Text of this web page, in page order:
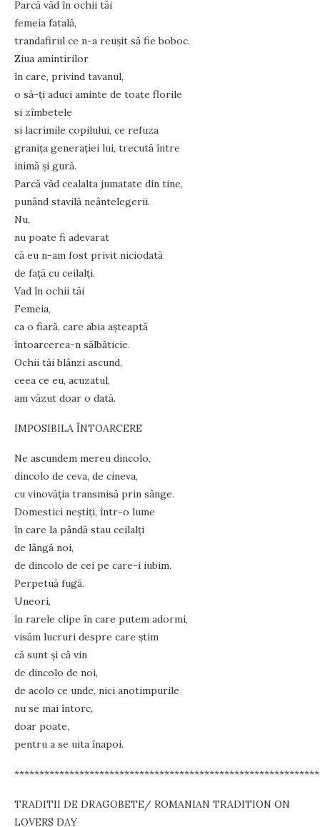
Parcă văd în ochii tăi
femeia fatală,
trandafirul ce n-a reuşit să fie boboc.
Ziua amintirilor
în care, privind tavanul,
o să-ţi aduci aminte de toate florile
si zîmbetele
si lacrimile copilului, ce refuza
graniţa generaţiei lui, trecută între
inimă şi gură.
Parcă văd cealalta jumatate din tine,
punând stavilă neântelegerii.
Nu,
nu poate fi adevarat
că eu n-am fost privit niciodată
de faţă cu ceilalţi.
Vad în ochii tăi
Femeia,
ca o fiară, care abia aşteaptă
întoarcerea-n sălbăticie.
Ochii tăi blânzi ascund,
ceea ce eu, acuzatul,
am văzut doar o dată.
IMPOSIBILA ÎNTOARCERE
Ne ascundem mereu dincolo,
dincolo de ceva, de cineva,
cu vinovăţia transmisă prin sânge.
Domestici neştiţi, într-o lume
în care la pândă stau ceilalţi
de lângă noi,
de dincolo de cei pe care-i iubim.
Perpetuă fugă.
Uneori,
în rarele clipe în care putem adormi,
visăm lucruri despre care ştim
că sunt şi că vin
de dincolo de noi,
de acolo ce unde, nici anotimpurile
nu se mai întorc,
doar poate,
pentru a se uita înapoi.
TRADITII DE DRAGOBETE/ ROMANIAN TRADITION ON
LOVERS DAY